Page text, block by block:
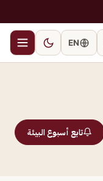
EN
تابع أسبوع البيئة